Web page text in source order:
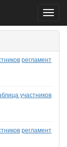
регламент
участников
регламент